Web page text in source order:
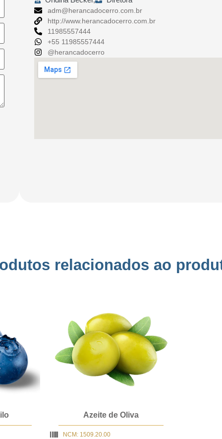
adm@herancadocerro.com.br
http://www.herancadocerro.com.br
11985557444
+55 11985557444
@herancadocerro
relacionados ao
Azeite de Oliva
NCM: 1509.20.00